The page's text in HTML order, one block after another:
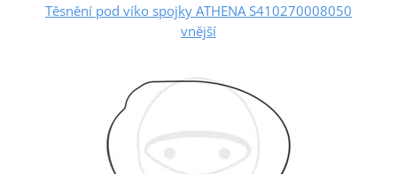
Těsnění pod víko spojky ATHENA S410270008050
vnější